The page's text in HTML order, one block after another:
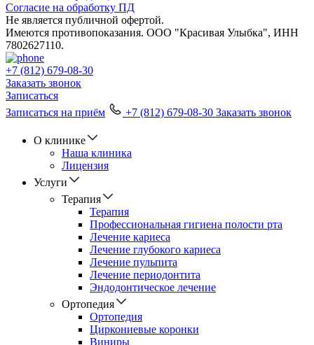
Согласие на обработку ПД
Не является публичной офертой.
Имеются противопоказания. ООО "Красивая Улыбка", ИНН
7802627110.
+7 (812) 679-08-30
Заказать звонок
Записаться
Записаться на приём
+7 (812) 679-08-30 Заказать звонок
О клинике
Наша клиника
Лицензия
Услуги
Терапия
Терапия
Профессиональная гигиена полости рта
Лечение кариеса
Лечение глубокого кариеса
Лечение пульпита
Лечение периодонтита
Эндодонтическое лечение
Ортопедия
Ортопедия
Циркониевые коронки
Виниры